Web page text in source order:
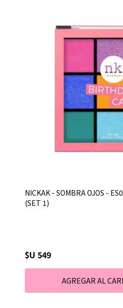
NICKAK - SOMBRA OJOS -
(SET 1)
$U 549